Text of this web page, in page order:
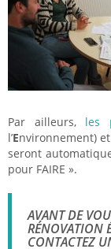
Par ailleurs, les
l’Environnement)
seront
pour FAIRE ».
AVANT DE
RÉNOVATION
CONTACTEZ